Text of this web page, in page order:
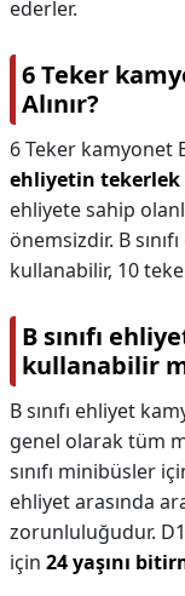
ederler.
6 Teker
Alınır?
6 Teker kamyonet
ehliyetin tekerlek
ehliyete sahip
önemsizdir. B
kullanabilir, 10
B sınıfı
kullanabilir
B sınıfı ehliyet
genel olarak tüm
sınıfı minibüsler
ehliyet arasında
zorunluluğudur. D1
için 24 yaşını